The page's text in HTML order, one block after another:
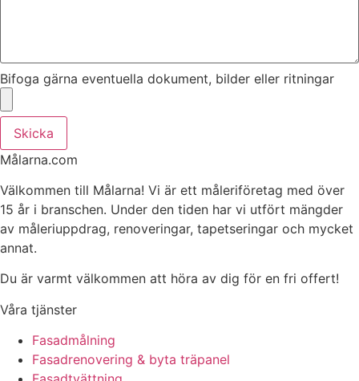
Bifoga gärna eventuella dokument, bilder eller ritningar
Skicka
Målarna.com
Välkommen till Målarna! Vi är ett måleriföretag med över
15 år i branschen. Under den tiden har vi utfört mängder
av måleriuppdrag, renoveringar, tapetseringar och mycket
annat.
Du är varmt välkommen att höra av dig för en fri offert!
Våra tjänster
Fasadmålning
Fasadrenovering & byta träpanel